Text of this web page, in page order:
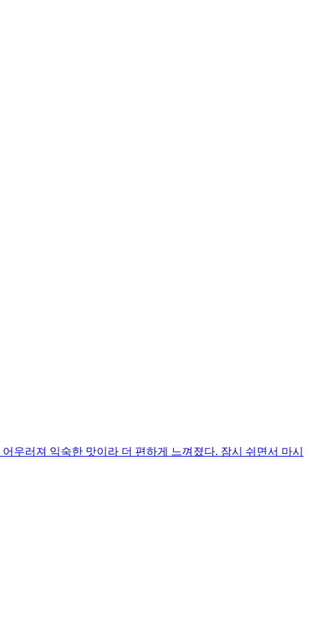
우러져 익숙한 맛이라 더 편하게 느껴졌다. 잠시 쉬면서 마시